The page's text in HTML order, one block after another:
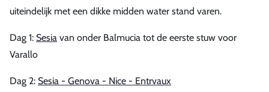
uiteindelijk met een dikke midden water stand varen.
Dag 1: Sesia van onder Balmucia tot de eerste stuw voor
Varallo
Dag 2: Sesia - Genova - Nice - Entrvaux